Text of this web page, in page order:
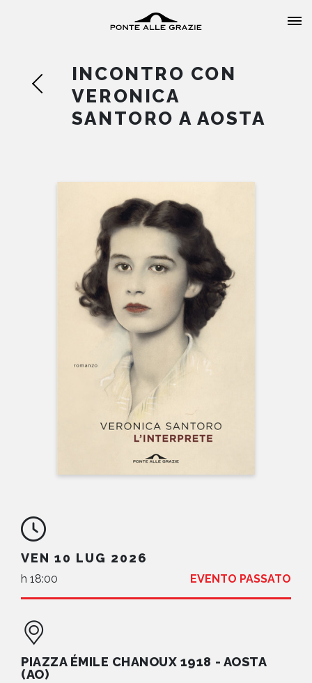
CHI SIAMO
CATALOGO
AUTORI
EVENTI
NEWS
CONTATTI
INCONTRO CON
VERONICA
SANTORO A AOSTA
VEN 10 LUG 2026
h 18:00 EVENTO PASSATO
PIAZZA ÉMILE CHANOUX 1918 - AOSTA
(AO)